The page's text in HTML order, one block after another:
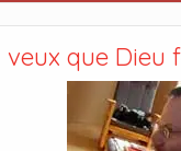
veux que Dieu